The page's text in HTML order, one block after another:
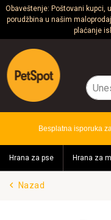
Obaveštenje: Poštovani kupci,
porudžbina u našim
plaćanje
Psi
Mačke
Glodari
Akvaristika
Teraristika
Brendovi
Besplatna isporuka
Hrana za pse Hrana za
Nazad